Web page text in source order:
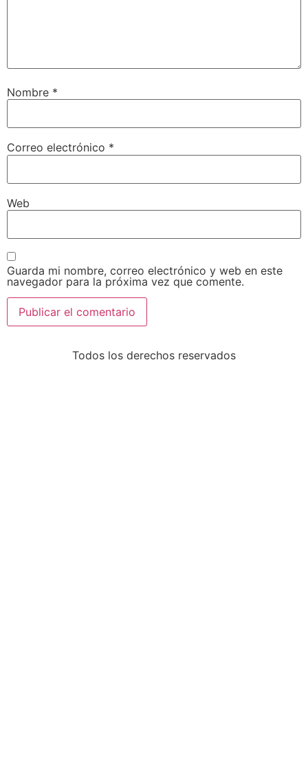
Nombre *
Correo electrónico *
Web
Guarda mi nombre, correo electrónico y web en este
navegador para la próxima vez que comente.
Todos los derechos reservados